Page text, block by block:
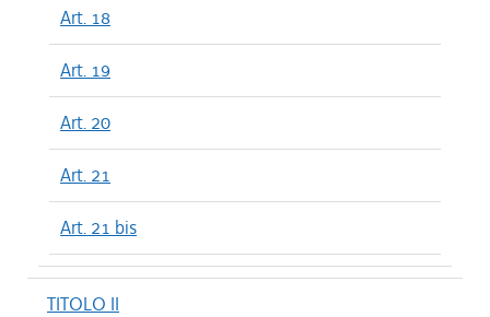
Art. 18
Art. 19
Art. 20
Art. 21
Art. 21 bis
TITOLO II